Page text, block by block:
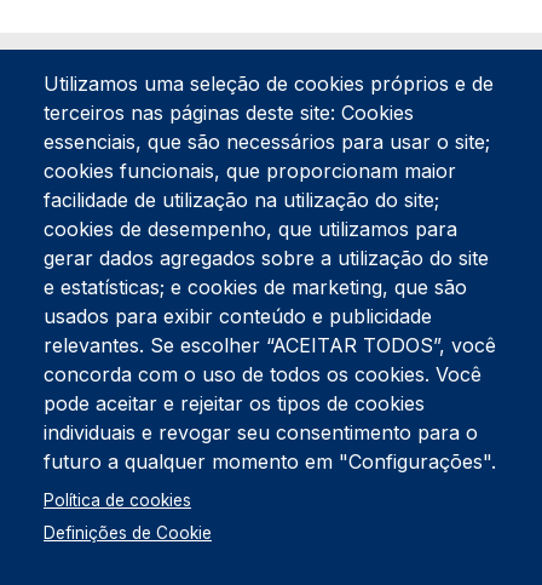
Tel:234 390 100Fax:234 390 100
Endereço Postal
Apartado 42
Rua Gil Eanes 31
3834-908 Gafanha da Nazaré
Estúdios
Rua Prior Guerra
Edifício do Centro Cultural da Gafanha da Nazaré
3830-556 Gafanha da Nazaré
Rodapé
Cookies
Política de Privacidade
Utilizamos uma seleção de cookies próprios e de
terceiros nas páginas deste site: Cookies
essenciais, que são necessários para usar o site;
cookies funcionais, que proporcionam maior
facilidade de utilização na utilização do site;
cookies de desempenho, que utilizamos para
gerar dados agregados sobre a utilização do site
e estatísticas; e cookies de marketing, que são
usados para exibir conteúdo e publicidade
relevantes. Se escolher “ACEITAR TODOS”, você
concorda com o uso de todos os cookies. Você
pode aceitar e rejeitar os tipos de cookies
individuais e revogar seu consentimento para o
futuro a qualquer momento em "Configurações".
Política de cookies
Definições de Cookie